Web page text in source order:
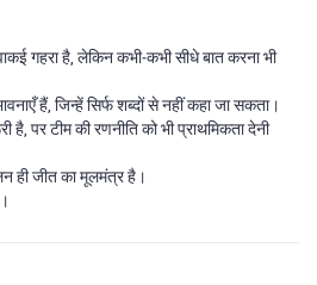
गहरा है, लेकिन कभी‑कभी सीधे बात करना भी
हैं, जिन्हें सिर्फ शब्दों से नहीं कहा जा सकता।
है, पर टीम की रणनीति को भी प्राथमिकता देनी
ही जीत का मूलमंत्र है।